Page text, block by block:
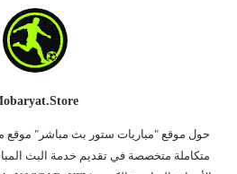
حول موقع "مباريات ستور بث مباشر" موقع
متكاملة متخصصة في تقديم خدمة البث